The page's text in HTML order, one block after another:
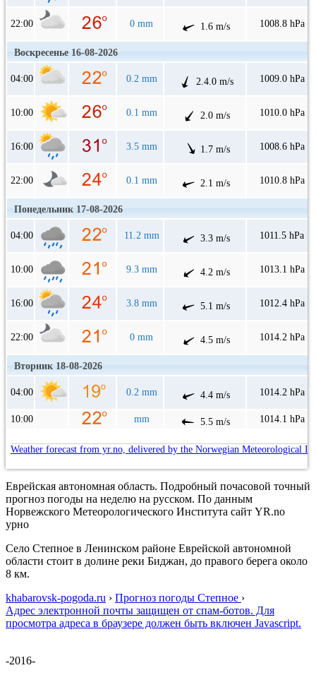
22:00 0 mm 1.6 m/s 1008.8 hPa
Воскресенье 16-08-2026
04:00 0.2 mm 2.4.0 m/s 1009.0 hPa
10:00 0.1 mm 2.0 m/s 1010.0 hPa
16:00 3.5 mm 1.7 m/s 1008.6 hPa
22:00 0.1 mm 2.1 m/s 1010.8 hPa
Понедельник 17-08-2026
04:00 11.2 mm 3.3 m/s 1011.5 hPa
10:00 9.3 mm 4.2 m/s 1013.1 hPa
16:00 3.8 mm 5.1 m/s 1012.4 hPa
22:00 0 mm 4.5 m/s 1014.2 hPa
Вторник 18-08-2026
04:00 0.2 mm 4.4 m/s 1014.2 hPa
10:00 mm 5.5 m/s 1014.1 hPa
Weather forecast from yr.no, delivered by the Norwegian Meteorological
Еврейская автономная область. Подробный почасовой точный
прогноз погоды на неделю на русском. По данным
Норвежского Метеорологического Института сайт YR.no
урно
Село Степное в Ленинском районе Еврейской автономной
области стоит в долине реки Биджан, до правого берега около
8 км.
khabarovsk-pogoda.ru › Прогноз погоды Степное ›
Адрес электронной почты защищен от спам-ботов. Для
просмотра адреса в браузере должен быть включен Javascript.
-2016-